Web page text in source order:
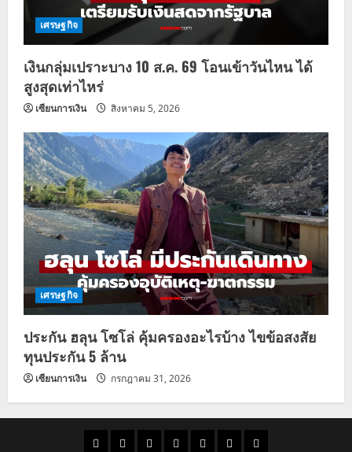
เศรษฐกิจ
เงินกลุ่มเปราะบาง 10 ส.ค. 69 โอนเข้าวันไหน ได้
สูงสุดเท่าไหร่
เซียนการเงิน สิงหาคม 5, 2026
เศรษฐกิจ
ประกัน ฮลุน โซโล่ คุ้มครองอะไรบ้าง ไขข้อสงสัย
ทุนประกัน 5 ล้าน
เซียนการเงิน กรกฎาคม 31, 2026
ราคาแนว ข่าว ข่าว ดูด ที่ ผู้ชาย